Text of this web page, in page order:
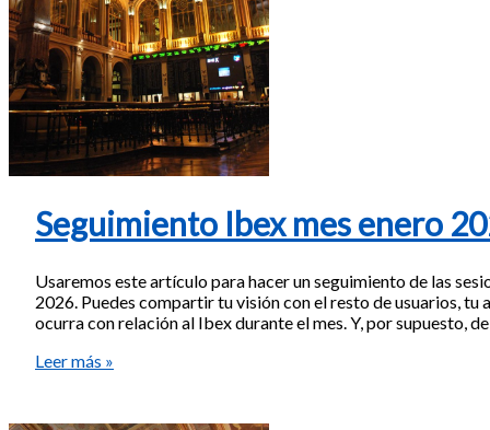
Seguimiento Ibex mes enero
Usaremos este artículo para hacer un seguimiento de las
2026. Puedes compartir tu visión con el resto de usuarios, tu
ocurra con relación al Ibex durante el mes. Y, por supuesto,
Seguimiento
enero
Leer más »